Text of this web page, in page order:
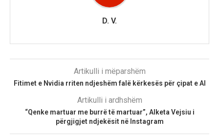
D. V.
Artikulli i mëparshëm
Fitimet e Nvidia rriten ndjeshëm falë kërkesës për çipat e AI
Artikulli i ardhshëm
“Qenke martuar me burrë të martuar”, Alketa Vejsiu i
përgjigjet ndjekësit në Instagram